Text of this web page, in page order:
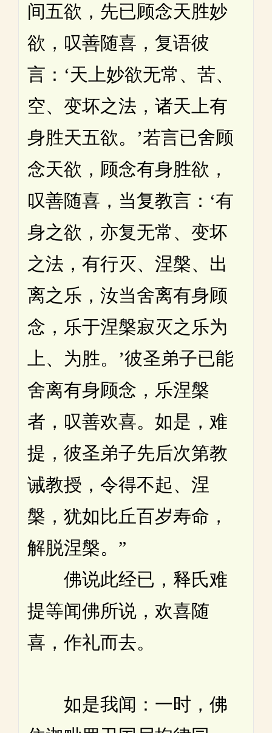
间五欲，先已顾念天胜妙
欲，叹善随喜，复语彼
言：‘天上妙欲无常、苦、
空、变坏之法，诸天上有
身胜天五欲。’若言已舍顾
念天欲，顾念有身胜欲，
叹善随喜，当复教言：‘有
身之欲，亦复无常、变坏
之法，有行灭、涅槃、出
离之乐，汝当舍离有身顾
念，乐于涅槃寂灭之乐为
上、为胜。’彼圣弟子已能
舍离有身顾念，乐涅槃
者，叹善欢喜。如是，难
提，彼圣弟子先后次第教
诫教授，令得不起、涅
槃，犹如比丘百岁寿命，
解脱涅槃。”
佛说此经已，释氏难
提等闻佛所说，欢喜随
喜，作礼而去。
如是我闻：一时，佛